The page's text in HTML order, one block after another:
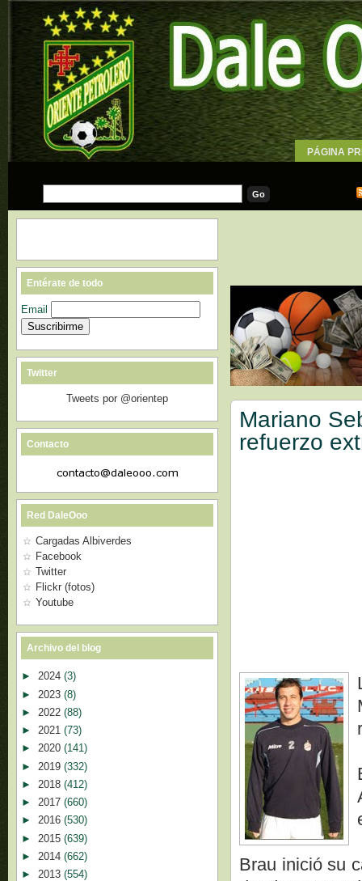
PÁGINA
Mariano
refuerzo
Brau inició su
Entérate de todo
Email
Twitter
Tweets por @orientep
Contacto
Red DaleOoo
Cargadas Albiverdes
Facebook
Twitter
Flickr (fotos)
Youtube
Archivo del blog
► 2024 (3)
► 2023 (8)
► 2022 (88)
► 2021 (73)
► 2020 (141)
► 2019 (332)
► 2018 (412)
► 2017 (660)
► 2016 (530)
► 2015 (639)
► 2014 (662)
► 2013 (554)